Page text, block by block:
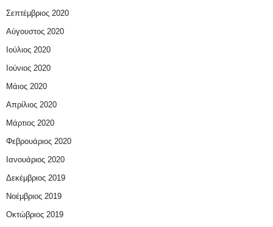
Σεπτέμβριος 2020
Αύγουστος 2020
Ιούλιος 2020
Ιούνιος 2020
Μάιος 2020
Απρίλιος 2020
Μάρτιος 2020
Φεβρουάριος 2020
Ιανουάριος 2020
Δεκέμβριος 2019
Νοέμβριος 2019
Οκτώβριος 2019